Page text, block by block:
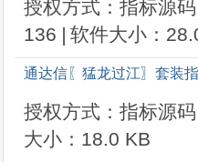
授权方式：指标源码
136 | 软件大小：
通达信〖猛龙过江〗套装
授权方式：指标源码
大小：18.0 KB